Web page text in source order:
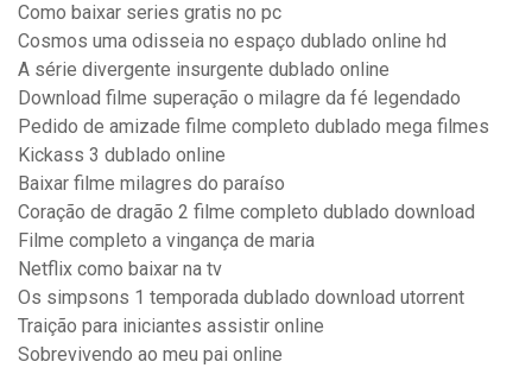
Como baixar series gratis no pc
Cosmos uma odisseia no espaço dublado online hd
A série divergente insurgente dublado online
Download filme superação o milagre da fé legendado
Pedido de amizade filme completo dublado mega filmes
Kickass 3 dublado online
Baixar filme milagres do paraíso
Coração de dragão 2 filme completo dublado download
Filme completo a vingança de maria
Netflix como baixar na tv
Os simpsons 1 temporada dublado download utorrent
Traição para iniciantes assistir online
Sobrevivendo ao meu pai online